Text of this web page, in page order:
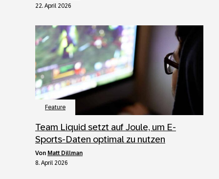
22. April 2026
Feature
Team Liquid setzt auf Joule, um E-
Sports-Daten optimal zu nutzen
von Matt Dillman
8. April 2026